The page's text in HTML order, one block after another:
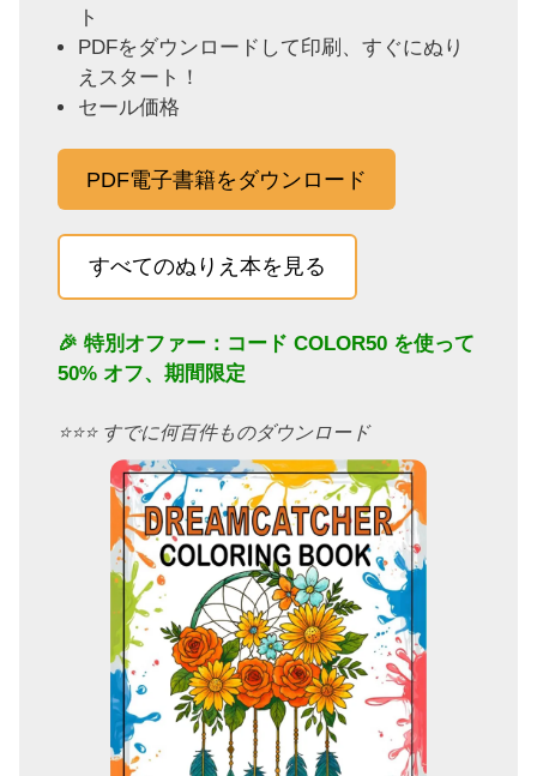
ト
PDFをダウンロードして印刷、すぐにぬり
えスタート！
セール価格
PDF電子書籍をダウンロード
すべてのぬりえ本を見る
🎉 特別オファー：コード COLOR50 を使って
50% オフ、期間限定
⭐️⭐️⭐️ すでに何百件ものダウンロード